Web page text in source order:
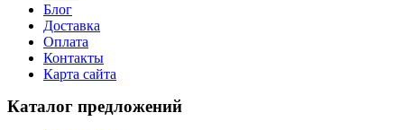
Блог
Доставка
Оплата
Контакты
Карта сайта
Каталог предложений